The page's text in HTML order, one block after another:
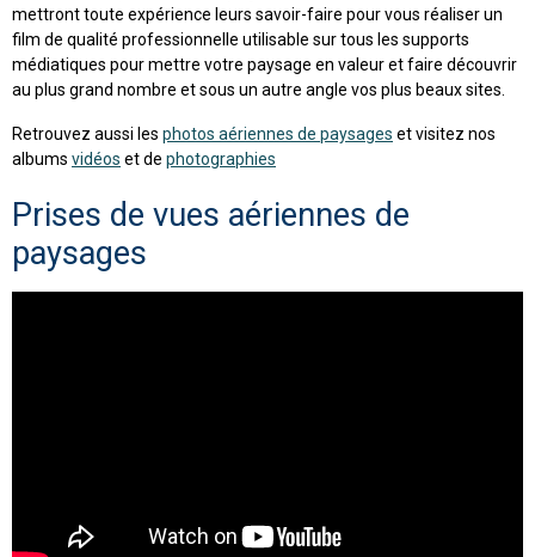
mettront toute expérience leurs savoir-faire pour vous réaliser un
film de qualité professionnelle utilisable sur tous les supports
médiatiques pour mettre votre paysage en valeur et faire découvrir
au plus grand nombre et sous un autre angle vos plus beaux sites.
Retrouvez aussi les photos aériennes de paysages et visitez nos
albums vidéos et de photographies
Prises de vues aériennes de
paysages